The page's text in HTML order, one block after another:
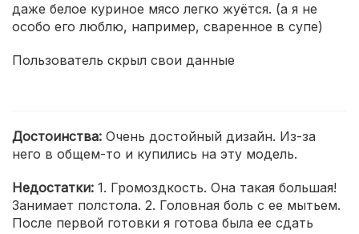
даже белое куриное мясо легко жуётся. (а я не
особо его люблю, например, сваренное в супе)
Пользователь скрыл свои данные
Достоинства: Очень достойный дизайн. Из-за
него в общем-то и купились на эту модель.
Недостатки: 1. Громоздкость. Она такая большая!
Занимает полстола. 2. Головная боль с ее мытьем.
После первой готовки я готова была ее сдать